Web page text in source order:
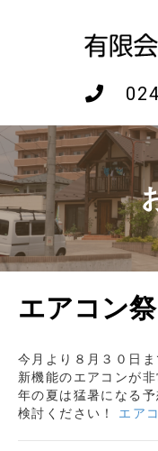
エアコン
今月より８月３０日
新機能のエアコンが
年の夏は猛暑になる
検討ください！ エア